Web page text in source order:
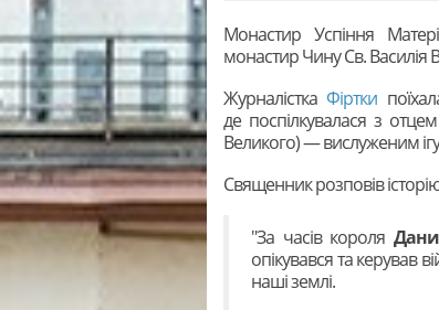
Монастир Успіння
монастир Чину Св. Василія
ЖурналісткаФіртки
де поспілкувалася з отцем
Великого) — вислуженим
Священник розповів
"За часів короля
опікувався та керував
наші землі.